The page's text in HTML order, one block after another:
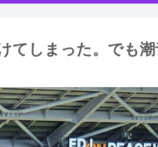
てしまった。でも